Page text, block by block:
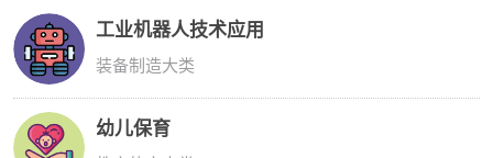
工业机器人技术应用
装备制造大类
幼儿保育